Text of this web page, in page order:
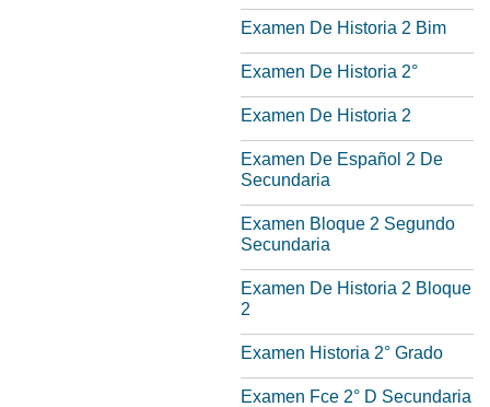
Examen De Historia 2 Bim
Examen De Historia 2°
Examen De Historia 2
Examen De Español 2 De
Secundaria
Examen Bloque 2 Segundo
Secundaria
Examen De Historia 2 Bloque
2
Examen Historia 2° Grado
Examen Fce 2° D Secundaria